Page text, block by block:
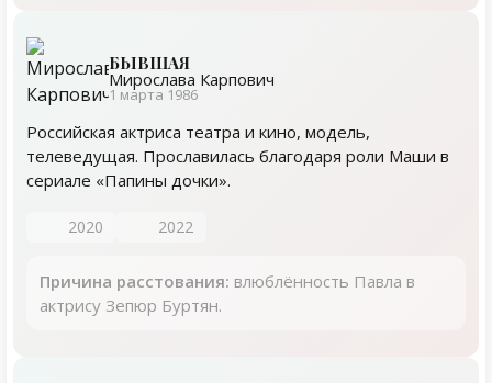
БЫВШАЯ
Мирослава Карпович
1 марта 1986
Российская актриса театра и кино, модель,
телеведущая. Прославилась благодаря роли Маши в
сериале «Папины дочки».
2020 2022
Причина расстования: влюблённость Павла в
актрису Зепюр Буртян.